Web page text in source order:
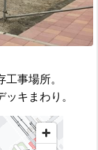
事場所。
キまわり。